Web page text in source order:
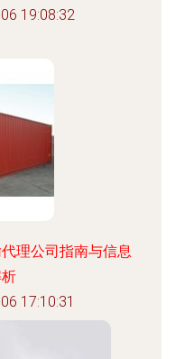
19:08:32
理公司指南与信息
17:10:31